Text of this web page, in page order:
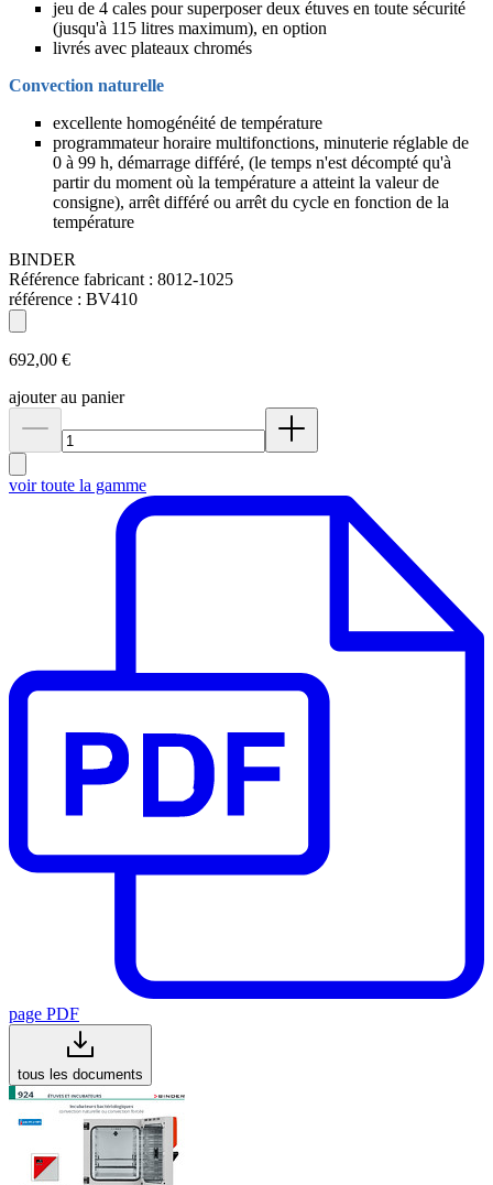
jeu de 4 cales pour superposer deux étuves en toute sécurité
(jusqu'à 115 litres maximum), en option
livrés avec plateaux chromés
Convection naturelle
excellente homogénéité de température
programmateur horaire multifonctions, minuterie réglable de
0 à 99 h, démarrage différé, (le temps n'est décompté qu'à
partir du moment où la température a atteint la valeur de
consigne), arrêt différé ou arrêt du cycle en fonction de la
température
BINDER
Référence fabricant : 8012-1025
référence : BV410
692,00 €
ajouter au panier
voir toute la gamme
page PDF
tous les documents